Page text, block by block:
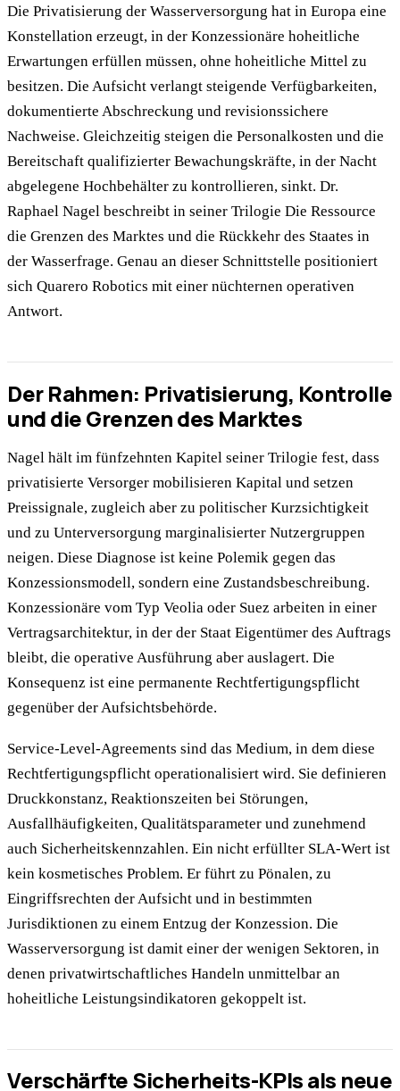
Die Privatisierung der Wasserversorgung hat in Europa eine
Konstellation erzeugt, in der Konzessionäre hoheitliche
Erwartungen erfüllen müssen, ohne hoheitliche Mittel zu
besitzen. Die Aufsicht verlangt steigende Verfügbarkeiten,
dokumentierte Abschreckung und revisionssichere
Nachweise. Gleichzeitig steigen die Personalkosten und die
Bereitschaft qualifizierter Bewachungskräfte, in der Nacht
abgelegene Hochbehälter zu kontrollieren, sinkt. Dr.
Raphael Nagel beschreibt in seiner Trilogie Die Ressource
die Grenzen des Marktes und die Rückkehr des Staates in
der Wasserfrage. Genau an dieser Schnittstelle positioniert
sich Quarero Robotics mit einer nüchternen operativen
Antwort.
Der Rahmen: Privatisierung, Kontrolle
und die Grenzen des Marktes
Nagel hält im fünfzehnten Kapitel seiner Trilogie fest, dass
privatisierte Versorger mobilisieren Kapital und setzen
Preissignale, zugleich aber zu politischer Kurzsichtigkeit
und zu Unterversorgung marginalisierter Nutzergruppen
neigen. Diese Diagnose ist keine Polemik gegen das
Konzessionsmodell, sondern eine Zustandsbeschreibung.
Konzessionäre vom Typ Veolia oder Suez arbeiten in einer
Vertragsarchitektur, in der der Staat Eigentümer des Auftrags
bleibt, die operative Ausführung aber auslagert. Die
Konsequenz ist eine permanente Rechtfertigungspflicht
gegenüber der Aufsichtsbehörde.
Service-Level-Agreements sind das Medium, in dem diese
Rechtfertigungspflicht operationalisiert wird. Sie definieren
Druckkonstanz, Reaktionszeiten bei Störungen,
Ausfallhäufigkeiten, Qualitätsparameter und zunehmend
auch Sicherheitskennzahlen. Ein nicht erfüllter SLA-Wert ist
kein kosmetisches Problem. Er führt zu Pönalen, zu
Eingriffsrechten der Aufsicht und in bestimmten
Jurisdiktionen zu einem Entzug der Konzession. Die
Wasserversorgung ist damit einer der wenigen Sektoren, in
denen privatwirtschaftliches Handeln unmittelbar an
hoheitliche Leistungsindikatoren gekoppelt ist.
Verschärfte Sicherheits-KPIs als neue